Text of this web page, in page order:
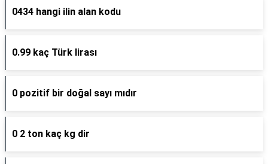
0434 hangi ilin alan kodu
0.99 kaç Türk lirası
0 pozitif bir doğal sayı mıdır
0 2 ton kaç kg dir